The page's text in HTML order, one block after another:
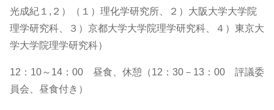
光成紀１,２）（１）理化学研究所、２）大阪大学大学院
理学研究科、３）京都大学大学院理学研究科、４）東京大
学大学院理学研究科）
12：10～14：00 昼食、休憩（12：30－13：00 評議委
員会、昼食付き）